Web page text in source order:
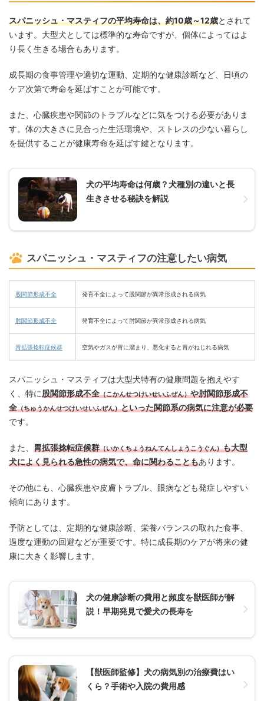
スパニッシュ・マスティフの平均寿命は、約10歳～12歳とされて
います。大型犬としては標準的な寿命ですが、個体によってはよ
り長く生きる場合もあります。
成長期の食事管理や適切な運動、定期的な健康診断など、日頃の
ケア次第で寿命を延ばすことが可能です。
また、心臓疾患や関節のトラブルなどに気をつける必要がありま
す。体の大きさに見合った生活環境や、ストレスの少ない暮らし
を提供することが健康寿命を延ばす鍵となります。
犬の平均寿命は何歳？犬種別の違いと長
生きさせる秘訣を解説
スパニッシュ・マスティフの注意したい病気
股関節形成不全 発育不全によって股関節が異常形成される病気
肘関節形成不全 発育不全によって肘関節が異常形成される病気
胃拡張捻転症候群 空気やガスが胃に溜まり、悪化すると胃がねじれる病気
スパニッシュ・マスティフは大型犬特有の健康問題を抱えやす
く、特に股関節形成不全（こかんせつけいせいふぜん）や肘関節形成不
全（ちゅうかんせつけいせいふぜん）といった関節系の病気に注意が必要
です。
また、 胃拡張捻転症候群（いかくちょうねんてんしょうこうぐん）も大型
犬によく見られる急性の病気で、命に関わることもあります。
その他にも、心臓疾患や皮膚トラブル、眼病なども発症しやすい
傾向にあります。
予防としては、定期的な健康診断、栄養バランスの取れた食事、
過度な運動の回避などが重要です。特に成長期のケアが将来の健
康に大きく影響します。
犬の健康診断の費用と頻度を獣医師が解
説！早期発見で愛犬の長寿を
【獣医師監修】犬の病気別の治療費はい
くら？手術や入院の費用感